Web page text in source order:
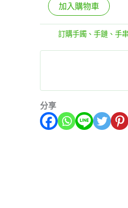
加入購物車
分類:訂購手鐲、手鏈、手
分享